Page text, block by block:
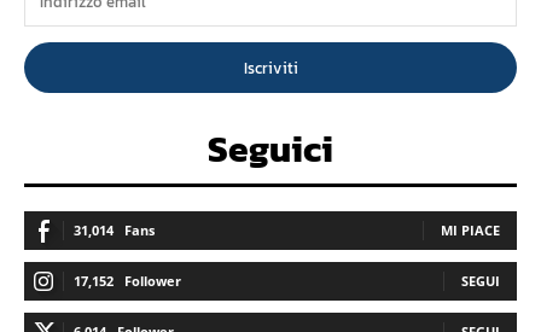
Iscriviti
Seguici
31,014 Fans MI PIACE
17,152 Follower SEGUI